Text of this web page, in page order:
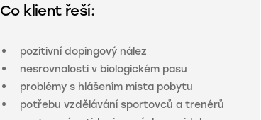
Co klient řeší:
pozitivní dopingový nález
nesrovnalosti v biologickém pasu
problémy s hlášením místa pobytu
potřebu vzdělávání sportovců a trenérů